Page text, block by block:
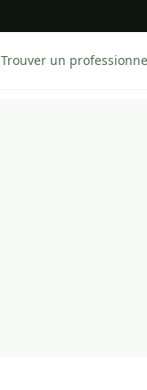
Trouver un